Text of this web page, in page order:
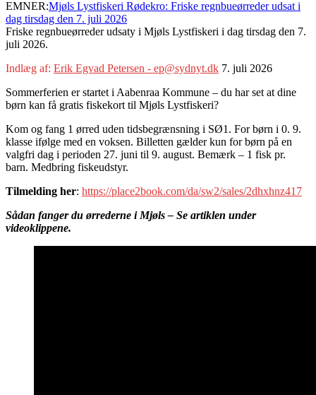
EMNER:Mjøls Lystfiskeri Rødekro: Friske regnbueørreder udsat i
dag tirsdag den 7. juli 2026
Friske regnbueørreder udsaty i Mjøls Lystfiskeri i dag tirsdag den 7.
juli 2026.
Indlæg af: Erik Egvad Petersen - ep@sydnyt.dk 7. juli 2026
Sommerferien er startet i Aabenraa Kommune – du har set at dine
børn kan få gratis fiskekort til Mjøls Lystfiskeri?
Kom og fang 1 ørred uden tidsbegrænsning i SØ1. For børn i 0. 9.
klasse ifølge med en voksen. Billetten gælder kun for børn på en
valgfri dag i perioden 27. juni til 9. august. Bemærk – 1 fisk pr.
barn. Medbring fiskeudstyr.
Tilmelding her: https://place2book.com/da/sw2/sales/2dhxhnz417
Sådan fanger du ørrederne i Mjøls – Se artiklen under
videoklippene.